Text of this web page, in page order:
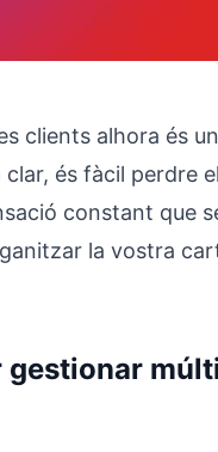
clients alhora és
clar, és fàcil perdre
constant que
la vostra
gestionar